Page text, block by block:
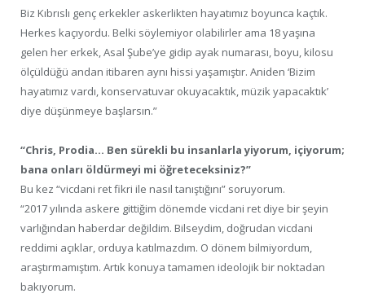
Biz Kıbrıslı genç erkekler askerlikten hayatımız boyunca kaçtık.
Herkes kaçıyordu. Belki söylemiyor olabilirler ama 18 yaşına
gelen her erkek, Asal Şube’ye gidip ayak numarası, boyu, kilosu
ölçüldüğü andan itibaren aynı hissi yaşamıştır. Aniden ‘Bizim
hayatımız vardı, konservatuvar okuyacaktık, müzik yapacaktık’
diye düşünmeye başlarsın.”
“Chris, Prodia… Ben sürekli bu insanlarla yiyorum, içiyorum;
bana onları öldürmeyi mi öğreteceksiniz?”
Bu kez “vicdani ret fikri ile nasıl tanıştığını” soruyorum.
“2017 yılında askere gittiğim dönemde vicdani ret diye bir şeyin
varlığından haberdar değildim. Bilseydim, doğrudan vicdani
reddimi açıklar, orduya katılmazdım. O dönem bilmiyordum,
araştırmamıştım. Artık konuya tamamen ideolojik bir noktadan
bakıyorum.